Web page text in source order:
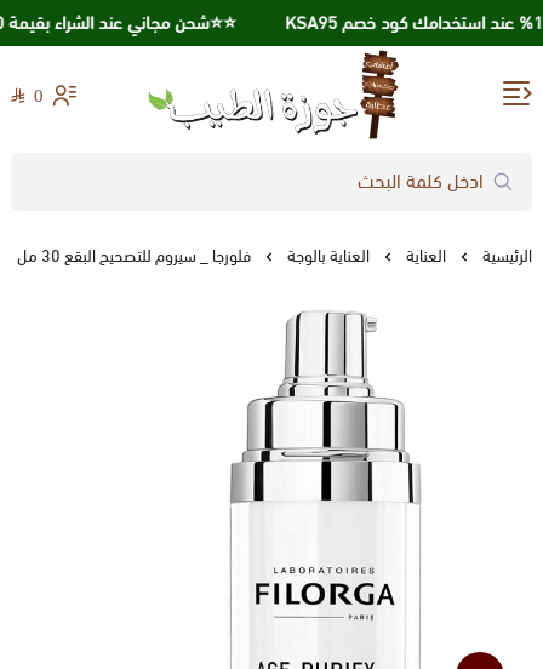
⭐️⭐️شحن مجاني عند الشراء بقيمة 250 ريال ⭐️⭐️
جوزة الطيب 0
الرئيسية العناية العناية بالوجة فلورجا _ سيروم للتصحيح البقع 30 مل